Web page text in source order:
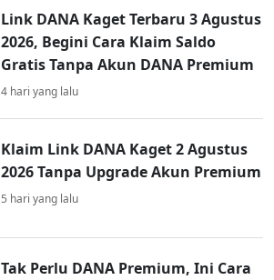
Link DANA Kaget Terbaru 3 Agustus
2026, Begini Cara Klaim Saldo
Gratis Tanpa Akun DANA Premium
4 hari yang lalu
Klaim Link DANA Kaget 2 Agustus
2026 Tanpa Upgrade Akun Premium
5 hari yang lalu
Tak Perlu DANA Premium, Ini Cara